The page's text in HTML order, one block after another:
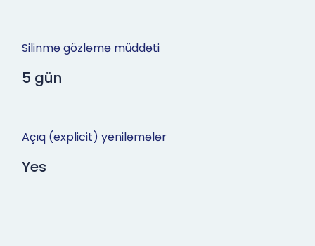
Silinmə gözləmə müddəti
5 gün
Açıq (explicit) yeniləmələr
Yes